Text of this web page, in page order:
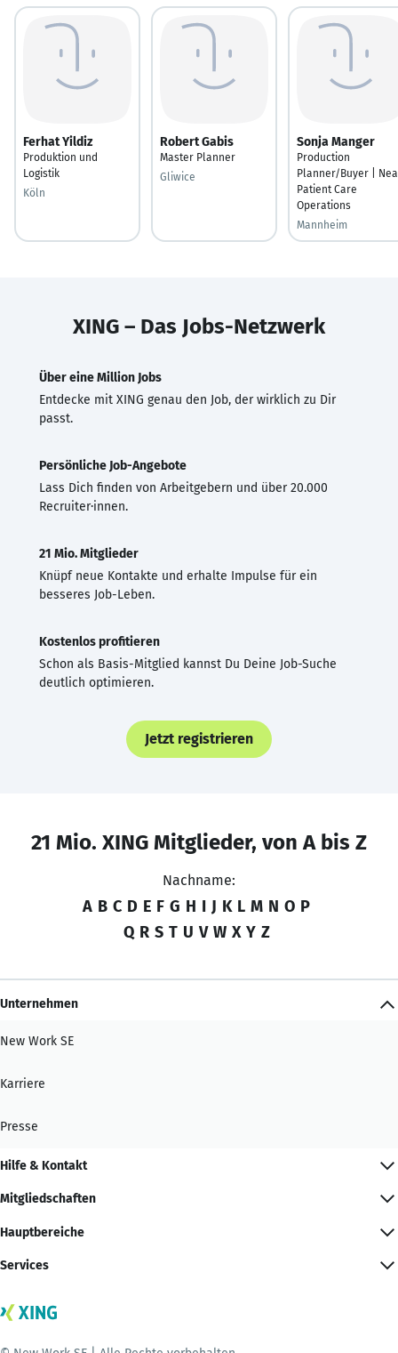
Ferhat Yildiz
Produktion und
Logistik
Köln
Robert Gabis
Master Planner
Gliwice
Sonja Manger
​Production
Planner/Buyer |
Patient Care
Operations
Mannheim
XING – Das Jobs-Netzwerk
Über eine Million Jobs
Entdecke mit XING genau den Job, der wirklich zu Dir
passt.
Persönliche Job-Angebote
Lass Dich finden von Arbeitgebern und über 20.000
Recruiter·innen.
21 Mio. Mitglieder
Knüpf neue Kontakte und erhalte Impulse für ein
besseres Job-Leben.
Kostenlos profitieren
Schon als Basis-Mitglied kannst Du Deine Job-Suche
deutlich optimieren.
Jetzt registrieren
21 Mio. XING Mitglieder, von A bis Z
Nachname:
A B C D E F G H I J K L M N O P
Q R S T U V W X Y Z
Unternehmen
New Work SE
Karriere
Presse
Hilfe & Kontakt
Mitgliedschaften
Hauptbereiche
Services